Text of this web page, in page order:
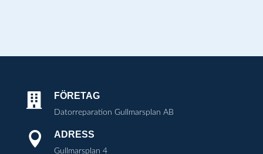
 FÖRETAG
Datorreparation Gullmarsplan AB
 ADRESS
Gullmarsplan 4